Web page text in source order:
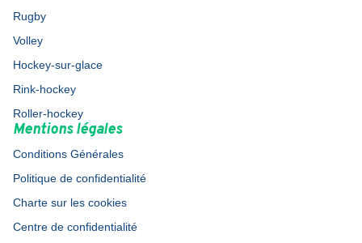
Rugby
Volley
Hockey-sur-glace
Rink-hockey
Roller-hockey
Mentions légales
Conditions Générales
Politique de confidentialité
Charte sur les cookies
Centre de confidentialité